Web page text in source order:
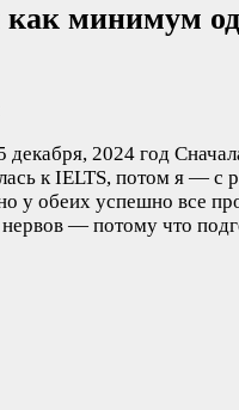
минимум
декабря, 2024 год
к IELTS, потом я — с
у обеих успешно все
— потому что